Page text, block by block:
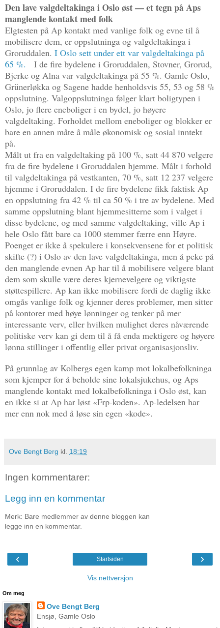
Den lave valgdeltakinga i Oslo øst — et tegn på Aps
manglende kontakt med folk
Elgtesten på Ap kontakt med vanlige folk og evne til å
mobilisere dem, er oppslutninga og valgdeltakinga i
Groruddalen. I Oslo sett under ett var valgdeltakinga på
65 %.
I de fire bydelene i Groruddalen, Stovner, Grorud,
Bjerke og Alna var valgdeltakinga på 55 %. Gamle Oslo,
Grünerløkka og Sagene hadde henholdsvis 55, 53 og 58 %
oppslutning. Valgoppslutninga følger klart boligtypen i
Oslo, jo flere eneboliger i en bydel, jo høyere
valgdeltaking. Forholdet mellom eneboliger og blokker er
bare en annen måte å måle økonomisk og sosial inntekt
på.
Målt ut fra en valgdeltaking på 100 %, satt 44 870 velgere
fra de fire bydelene i Groruddalen hjemme. Målt i forhold
til valgdeltakinga på vestkanten, 70 %, satt 12 237 velgere
hjemme i Groruddalen. I de fire bydelene fikk faktisk Ap
en oppslutning fra 42 % til ca 50 % i tre av bydelene. Med
samme oppslutning blant hjemmesitterne som i valget i
disse bydelene, og med samme valgdeltaking, ville Ap i
hele Oslo fått bare ca 1000 stemmer færre enn Høyre.
Poenget er ikke å spekulere i konsekvensene for et politisk
skifte (?) i Oslo av den lave valgdeltakinga, men å peke på
den manglende evnen Ap har til å mobilisere velgere blant
dem som skulle være deres kjernevelgere og viktigste
støttespillere. Ap kan ikke mobilisere fordi de daglig ikke
omgås vanlige folk og kjenner deres problemer, men sitter
på kontorer med høye lønninger og tenker på mer
interessante verv, eller hvilken mulighet deres nåværende
politiske verv kan gi dem til å få enda mektigere og høyere
lønna stillinger i offentlig eller privat organisasjonsliv.
På grunnlag av Kolbergs egen kamp mot lokalbefolkninga
som kjemper for å beholde sine lokalsjukehus, og Aps
manglende kontakt med lokalbefolkninga i Oslo øst, kan
en ikke si at Ap har løst «Frp-koden». Ap-ledelsen har
mer enn nok med å løse sin egen «kode».
Ove Bengt Berg kl. 18:19
Ingen kommentarer:
Legg inn en kommentar
Merk: Bare medlemmer av denne bloggen kan
legge inn en kommentar.
‹ ›
Startsiden
Vis nettversjon
Om meg
Ove Bengt Berg
Ensjø, Gamle Oslo